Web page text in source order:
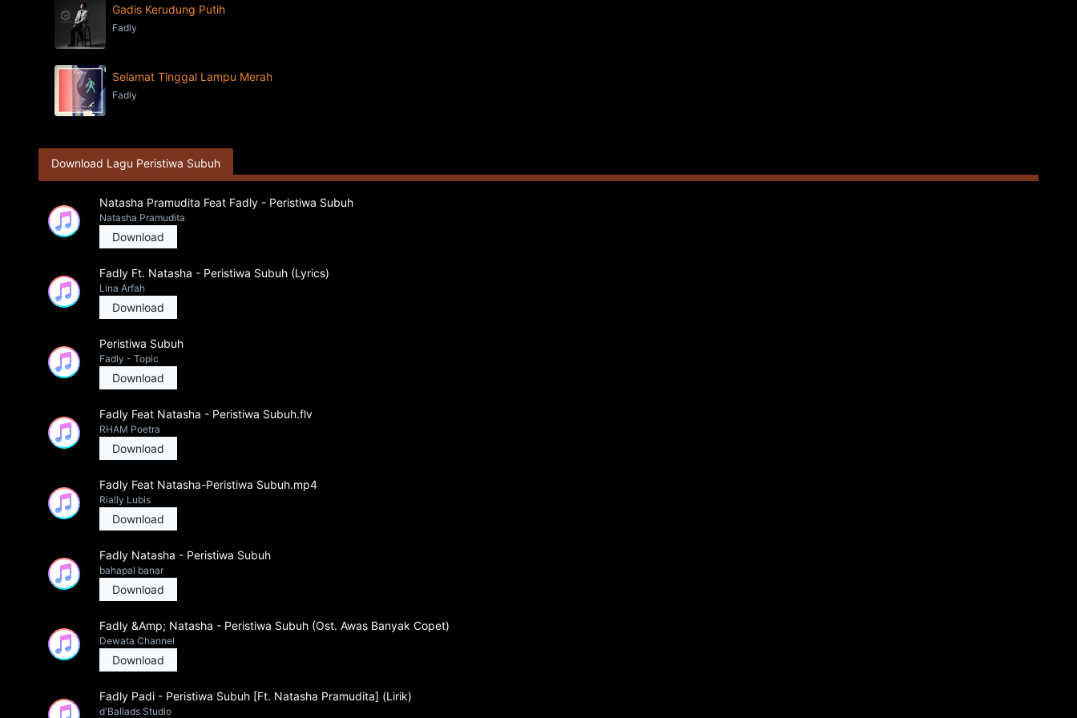
Gadis Kerudung Putih
Fadly
Selamat Tinggal Lampu Merah
Fadly
Download Lagu Peristiwa Subuh
Natasha Pramudita Feat Fadly - Peristiwa Subuh
Natasha Pramudita
Download
Fadly Ft. Natasha - Peristiwa Subuh (Lyrics)
Lina Arfah
Download
Peristiwa Subuh
Fadly - Topic
Download
Fadly Feat Natasha - Peristiwa Subuh.flv
RHAM Poetra
Download
Fadly Feat Natasha-Peristiwa Subuh.mp4
Rially Lubis
Download
Fadly Natasha - Peristiwa Subuh
bahapal banar
Download
Fadly &Amp; Natasha - Peristiwa Subuh (Ost. Awas Banyak Copet)
Dewata Channel
Download
Fadly Padi - Peristiwa Subuh [Ft. Natasha Pramudita] (Lirik)
d'Ballads Studio